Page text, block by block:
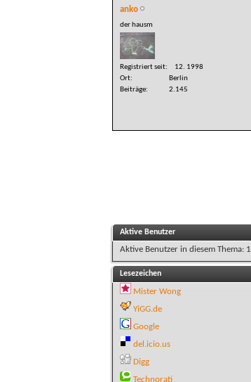
anko
der hausm
Registriert seit
12. 1998
Ort
Berlin
Beiträge
2.145
Aktive Benutzer
Aktive Benutzer in diesem Thema: 1
Lesezeichen
Mister Wong
YiGG.de
Google
del.icio.us
Digg
Technorati